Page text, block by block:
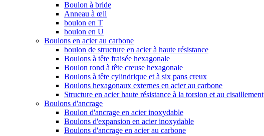
Boulon à bride
Anneau à œil
boulon en T
boulon en U
Boulons en acier au carbone
boulon de structure en acier à haute résistance
Boulons à tête fraisée hexagonale
Boulon rond à tête creuse hexagonale
Boulons à tête cylindrique et à six pans creux
Boulons hexagonaux externes en acier au carbone
Structure en acier haute résistance à la torsion et au cisaillement
Boulons d'ancrage
Boulon d'ancrage en acier inoxydable
Boulons d'expansion en acier inoxydable
Boulons d'ancrage en acier au carbone